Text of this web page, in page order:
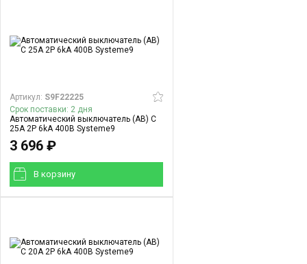
Артикул: S9F22225
Срок поставки: 2 дня
Автоматический выключатель (АВ) C
25A 2P 6kA 400В Systeme9
3 696 ₽
В корзинy